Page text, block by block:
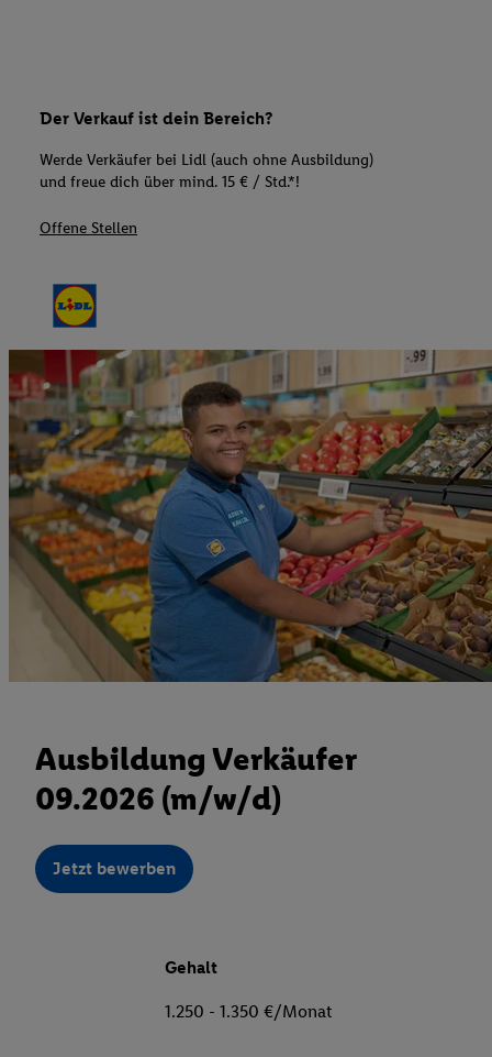
Der Verkauf ist dein Bereich?
Werde Verkäufer bei Lidl (auch ohne Ausbildung)
und freue dich über mind. 15 € / Std.*!
Offene Stellen
Ausbildung Verkäufer
09.2026 (m/w/d)
Jetzt bewerben
Gehalt
1.250 - 1.350 €/Monat